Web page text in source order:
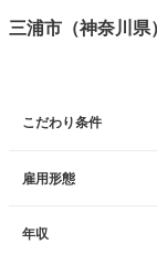
三浦市（神奈川
こだわり条件
雇用形態
年収